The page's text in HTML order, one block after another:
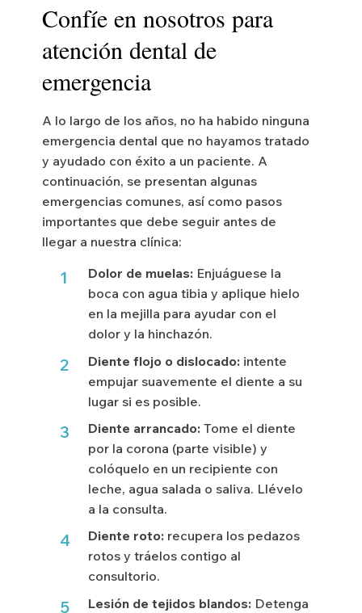
Confíe en nosotros para
atención dental de
emergencia
A lo largo de los años, no ha habido ninguna
emergencia dental que no hayamos tratado
y ayudado con éxito a un paciente. A
continuación, se presentan algunas
emergencias comunes, así como pasos
importantes que debe seguir antes de
llegar a nuestra clínica:
1 Dolor de muelas: Enjuáguese la
boca con agua tibia y aplique hielo
en la mejilla para ayudar con el
dolor y la hinchazón.
2 Diente flojo o dislocado: intente
empujar suavemente el diente a su
lugar si es posible.
3 Diente arrancado: Tome el diente
por la corona (parte visible) y
colóquelo en un recipiente con
leche, agua salada o saliva. Llévelo
a la consulta.
4 Diente roto: recupera los pedazos
rotos y tráelos contigo al
consultorio.
5 Lesión de tejidos blandos: Detenga